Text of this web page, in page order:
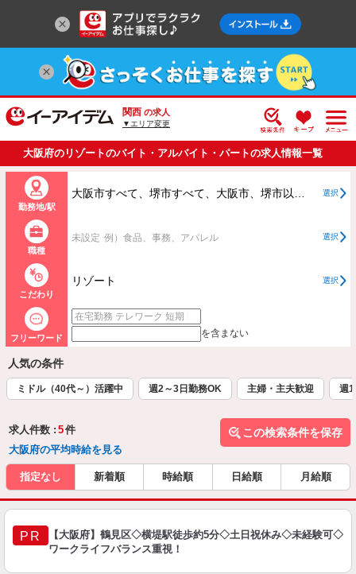
関西 の求人
▼エリア変更
大阪府のリゾートのバイト・アルバイト・パートの求人情報一覧
勤務地/駅
選択
職種
未設定 例）食品、事務、アパレル 選択
こだわり
リゾート 選択
フリーワード を含まない
人気の条件
ミドル（40代～）活躍中 週2～3日勤務OK 主婦・主夫歓迎 週
求人件数 : 5件
大阪府の平均時給を見る
この検索条件を保存
指定なし 新着順 時給順 日給順 月給順
PR
【大阪府】鶴見区◇横堤駅徒歩約5分◇土日祝休み◇未経験可◇
ワークライフバランス重視！